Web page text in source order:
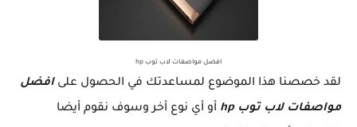
افضل مواصفات لاب توب hp
لقد خصصنا هذا الموضوع لمساعدتك في الحصول علىافضل
مواصفات لاب توب hp
أو أي نوع أخر وسوف نقوم أيضا